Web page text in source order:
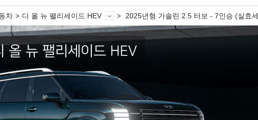
차 디 올 뉴 팰리세이드 HEV 2025년형 가솔린 2.5 터보 - 7인승 (실효
올 뉴 팰리세이드 HEV